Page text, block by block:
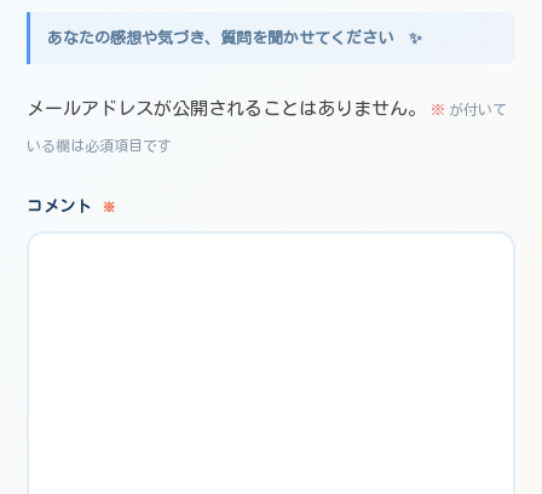
メールアドレスが公開されることはありません。 ※ が付いて
いる欄は必須項目です
コメント ※